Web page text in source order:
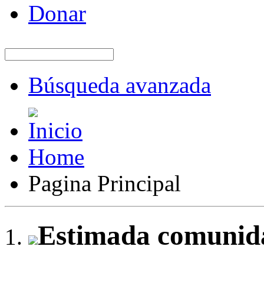
Donar
Búsqueda avanzada
Home
Pagina Principal
Estimada